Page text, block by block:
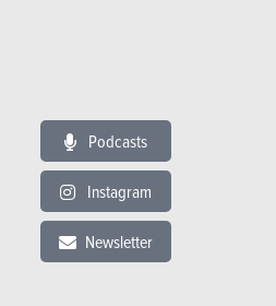
Podcasts
Instagram
Newsletter
Mijn diensten
Inschrijven op de website
Abonneer u op het magazine